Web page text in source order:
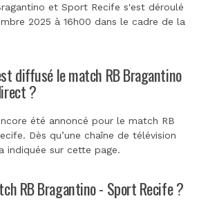
et Sport Recife s'est déroulé
2025 à 16h00 dans le cadre de la
diffusé le match RB Bragantino
?
été annoncé pour le match RB
Dès qu’une chaîne de télévision
indiquée sur cette page.
RB Bragantino - Sport Recife ?